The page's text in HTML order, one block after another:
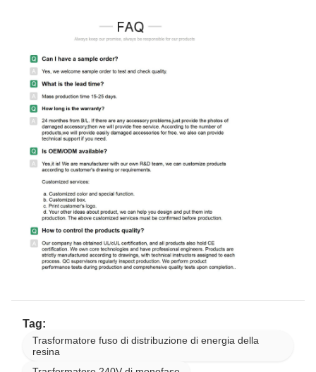
Tag:
Trasformatore fuso di distribuzione di energia della
resina